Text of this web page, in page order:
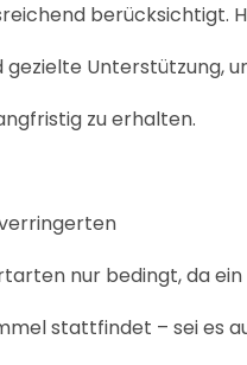
berücksichtigt.
Unterstützung,
zu erhalten.
nur bedingt, da ein
stattfindet – sei es